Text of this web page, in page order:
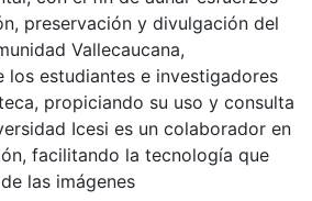
preservación y divulgación del
Vallecaucana,
los estudiantes e investigadores
propiciando su uso y consulta
Icesi es un colaborador en
facilitando la tecnología que
las imágenes